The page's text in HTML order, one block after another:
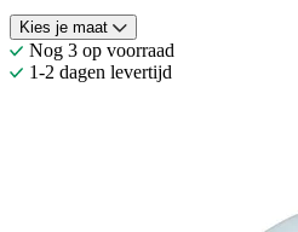
Kies je maat
Nog 3 op voorraad
1-2 dagen levertijd